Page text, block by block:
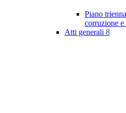
Piano
corruzione
Atti generali 8